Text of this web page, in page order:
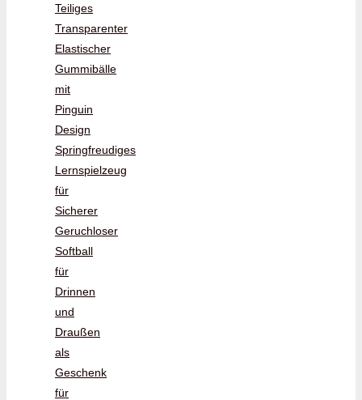
Teiliges
Transparenter
Elastischer
Gummibälle
mit
Pinguin
Design
Springfreudiges
Lernspielzeug
für
Sicherer
Geruchloser
Softball
für
Drinnen
und
Draußen
als
Geschenk
für